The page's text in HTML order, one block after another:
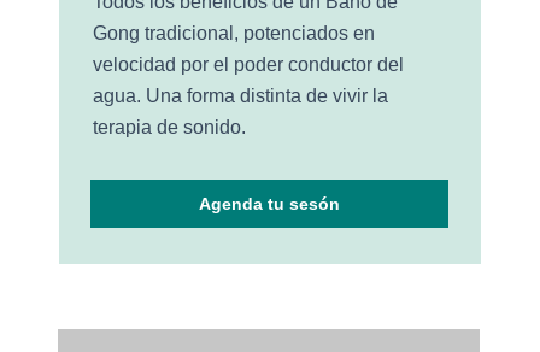
Gong tradicional, potenciados en
velocidad por el poder conductor del
agua. Una forma distinta de vivir la
terapia de sonido.
Agenda tu sesón